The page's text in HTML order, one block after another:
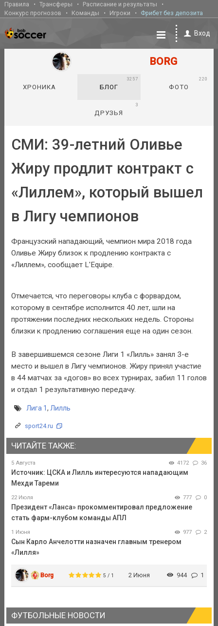
Правила Трансферы
Расписание и результаты
Конкурс прогнозов
Команды Игроки Фрибет без депозита
Вход
BORG
ХРОНИКА БЛОГ
3257
ФОТО
220
ДРУЗЬЯ
3
СМИ: 39-летний Оливье
Жиру продлит контракт с
«Лиллем», который вышел
в Лигу чемпионов
Французский нападающий, чемпион мира 2018 года
Оливье Жиру близок к продлению контракта с
«Лиллем», сообщает L'Equipe.
Отмечается, что переговоры клуба с форвардом,
которому в сентябре исполнится 40 лет, шли на
протяжении последних нескольких недель. Стороны
близки к продлению соглашения еще на один сезон.
В завершившемся сезоне Лиги 1 «Лилль» занял 3-е
место и вышел в Лигу чемпионов. Жиру принял участие
в 44 матчах за «догов» во всех турнирах, забил 11 голов
и отдал 1 результативную передачу.
Лига 1, Лилль
sport24.ru
ЧИТАЙТЕ ТАКЖЕ:
5 Августа 4172 36
Источник: ЦСКА и Лилль интересуются нападающим
Мехди Тареми
22 Июля 777 0
Президент «Ланса» прокомментировал предложение
стать фарм-клубом команды АПЛ
1 Июня 977 2
Сын Карло Анчелотти назначен главным тренером
«Лилля»
Borg 5 / 1 2 Июня 944 1
ФУТБОЛЬНЫЕ НОВОСТИ